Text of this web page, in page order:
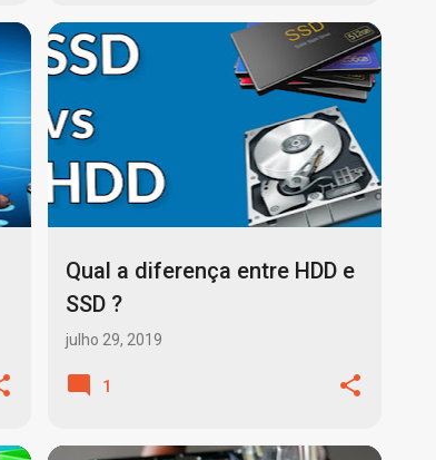
Qual a diferença entre HDD e
SSD ?
julho 29, 2019
ARMAZENAMENTO HDD OU SSD +2
1